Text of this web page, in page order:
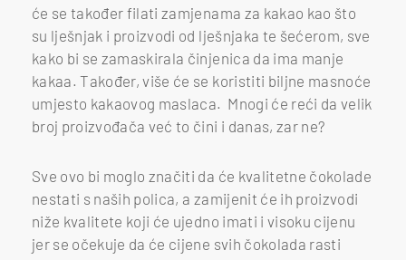
će se također filati zamjenama za kakao kao što
su lješnjak i proizvodi od lješnjaka te šećerom, sve
kako bi se zamaskirala činjenica da ima manje
kakaa. Također, više će se koristiti biljne masnoće
umjesto kakaovog maslaca. Mnogi će reći da velik
broj proizvođača već to čini i danas, zar ne?
Sve ovo bi moglo značiti da će kvalitetne čokolade
nestati s naših polica, a zamijenit će ih proizvodi
niže kvalitete koji će ujedno imati i visoku cijenu
jer se očekuje da će cijene svih čokolada rasti